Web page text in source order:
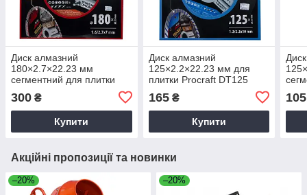
Диск алмазний
180×2.7×22.23 мм
сегментний для плитки
300 ₴
Купити
Диск алмазний
125×2.2×22.23 мм для
плитки Procraft DT125
165₴
Купити
105
Акційні пропозиції та новинки
–20% –20%